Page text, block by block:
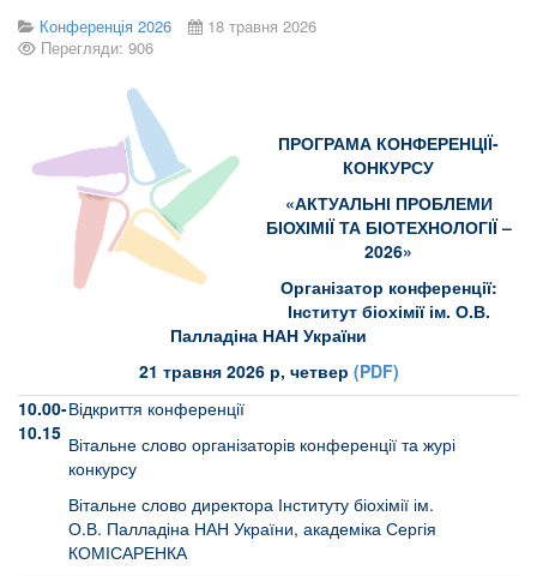
Конференція 2026
18 травня 2026
Перегляди: 906
ПРОГРАМА КОНФЕРЕНЦІЇ-
КОНКУРСУ
«АКТУАЛЬНІ ПРОБЛЕМИ
БІОХІМІЇ ТА БІОТЕХНОЛОГІЇ –
2026»
Організатор конференції:
Інститут біохімії ім. О.В.
Палладіна НАН України
21 травня 2026 р, четвер (PDF)
10.00-
10.15
Відкриття конференції
Вітальне слово організаторів конференції та журі
конкурсу
Вітальне слово директора Інституту біохімії ім.
О.В. Палладіна НАН України, академіка Сергія
КОМІСАРЕНКА